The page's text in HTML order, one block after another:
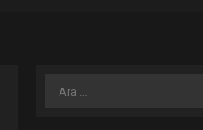
Arama: